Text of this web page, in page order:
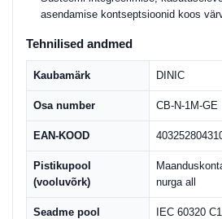
asendamise kontseptsioonid koos
Tehnilised andmed
Kaubamärk DINIC
Osa number CB-N-1M-GE
EAN-KOOD
Pistikupool
(vooluvõrk)
nurga all
Seadme pool IEC 60320